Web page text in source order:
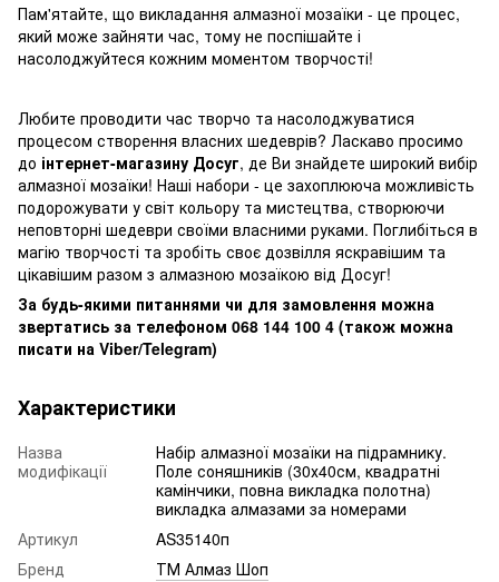
Пам'ятайте, що викладання алмазної мозаїки - це процес,
який може зайняти час, тому не поспішайте і
насолоджуйтеся кожним моментом творчості!
Любите проводити час творчо та насолоджуватися
процесом створення власних шедеврів? Ласкаво просимо
до інтернет-магазину Досуг, де Ви знайдете широкий вибір
алмазної мозаїки! Наші набори - це захоплююча можливість
подорожувати у світ кольору та мистецтва, створюючи
неповторні шедеври своїми власними руками. Поглибіться в
магію творчості та зробіть своє дозвілля яскравішим та
цікавішим разом з алмазною мозаїкою від Досуг!
За будь-якими питаннями чи для замовлення можна
звертатись за телефоном 068 144 100 4 (також можна
писати на Viber/Telegram)
Характеристики
Назва
модифікації
Набір алмазної мозаїки на підрамнику.
Поле соняшників (30х40см, квадратні
камінчики, повна викладка полотна)
викладка алмазами за номерами
Артикул
AS35140п
Бренд
ТМ Алмаз Шоп